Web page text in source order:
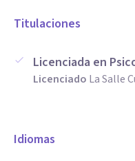
Titulaciones
Licenciada en
Licenciado La Salle
Idiomas